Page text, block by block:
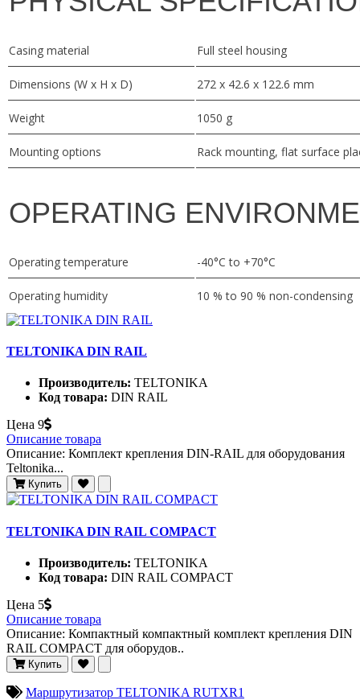
Casing material Full steel housing
Dimensions (W x H x D) 272 x 42.6 x 122.6 mm
Weight 1050 g
Mounting options Rack mounting, flat surface
OPERATING
Operating temperature -40°C to +70°C
Operating humidity 10 % to 90 % non-condensing
TELTONIKA DIN RAIL
Производитель: TELTONIKA
Код товара: DIN RAIL
Цена 9
Описание товара
Описание: Комплект крепления DIN-RAIL для оборудования
Teltonika...
Купить
TELTONIKA DIN RAIL COMPACT
Производитель: TELTONIKA
Код товара: DIN RAIL COMPACT
Цена 5
Описание товара
Описание: Компактный компактный комплект крепления DIN
RAIL COMPACT для оборудов..
Купить
Маршрутизатор TELTONIKA RUTXR1